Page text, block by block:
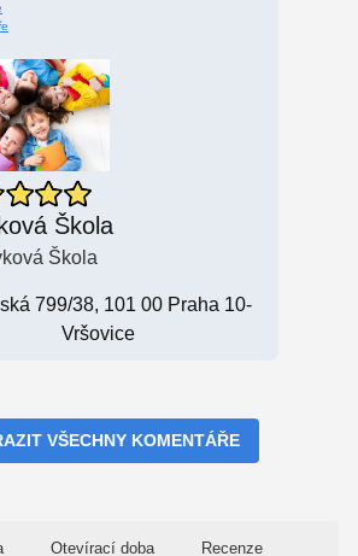
Škola
Škola
799/38, 101 00 Praha 10-
Vršovice
VŠECHNY KOMENTÁŘE
Otevírací doba Recenze